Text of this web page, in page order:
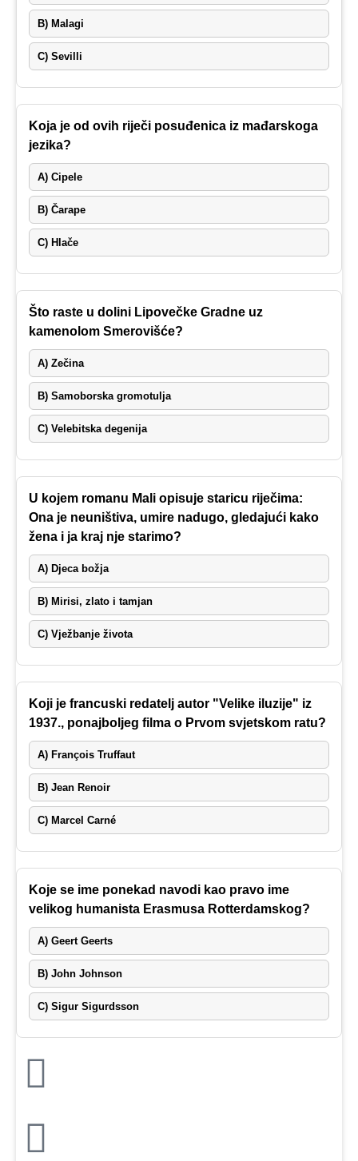
B) Malagi
C) Sevilli
Koja je od ovih riječi posuđenica iz mađarskoga
jezika?
A) Cipele
B) Čarape
C) Hlače
Što raste u dolini Lipovečke Gradne uz
kamenolom Smerovišće?
A) Zečina
B) Samoborska gromotulja
C) Velebitska degenija
U kojem romanu Mali opisuje staricu riječima:
Ona je neuništiva, umire nadugo, gledajući kako
žena i ja kraj nje starimo?
A) Djeca božja
B) Mirisi, zlato i tamjan
C) Vježbanje života
Koji je francuski redatelj autor "Velike iluzije" iz
1937., ponajboljeg filma o Prvom svjetskom ratu?
A) François Truffaut
B) Jean Renoir
C) Marcel Carné
Koje se ime ponekad navodi kao pravo ime
velikog humanista Erasmusa Rotterdamskog?
A) Geert Geerts
B) John Johnson
C) Sigur Sigurdsson